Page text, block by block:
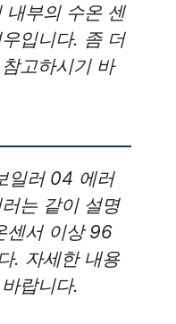
부의 수온 센
입니다. 좀 더
고하시기 바
일러 04 에러
는 같이 설명
센서 이상 96
. 자세한 내용
랍니다.